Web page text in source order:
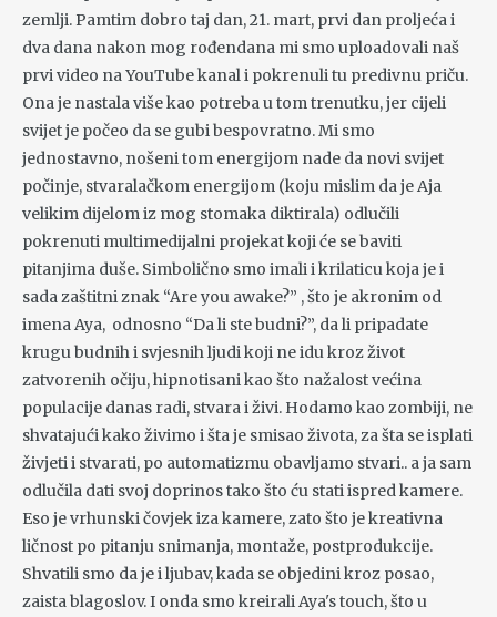
zemlji. Pamtim dobro taj dan, 21. mart, prvi dan proljeća i
dva dana nakon mog rođendana mi smo uploadovali naš
prvi video na YouTube kanal i pokrenuli tu predivnu priču.
Ona je nastala više kao potreba u tom trenutku, jer cijeli
svijet je počeo da se gubi bespovratno. Mi smo
jednostavno, nošeni tom energijom nade da novi svijet
počinje, stvaralačkom energijom (koju mislim da je Aja
velikim dijelom iz mog stomaka diktirala) odlučili
pokrenuti multimedijalni projekat koji će se baviti
pitanjima duše. Simbolično smo imali i krilaticu koja je i
sada zaštitni znak “Are you awake?” , što je akronim od
imena Aya, odnosno “Da li ste budni?”, da li pripadate
krugu budnih i svjesnih ljudi koji ne idu kroz život
zatvorenih očiju, hipnotisani kao što nažalost većina
populacije danas radi, stvara i živi. Hodamo kao zombiji, ne
shvatajući kako živimo i šta je smisao života, za šta se isplati
živjeti i stvarati, po automatizmu obavljamo stvari.. a ja sam
odlučila dati svoj doprinos tako što ću stati ispred kamere.
Eso je vrhunski čovjek iza kamere, zato što je kreativna
ličnost po pitanju snimanja, montaže, postprodukcije.
Shvatili smo da je i ljubav, kada se objedini kroz posao,
zaista blagoslov. I onda smo kreirali Aya's touch, što u